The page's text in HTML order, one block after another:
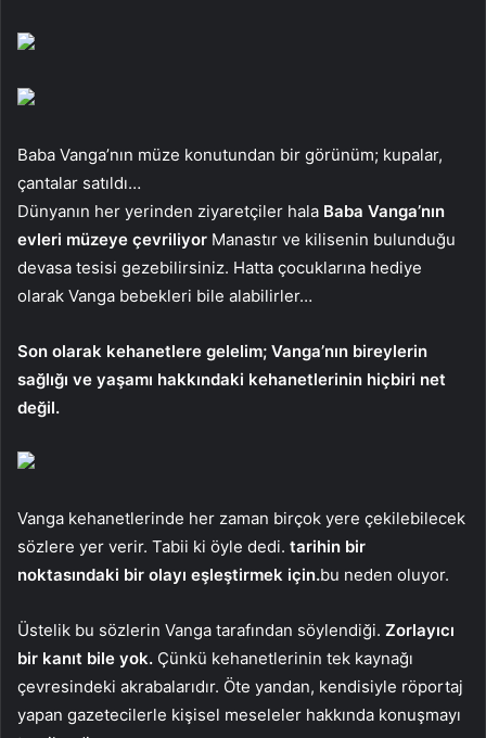
Baba Vanga’nın müze konutundan bir görünüm; kupalar,
çantalar satıldı…
Dünyanın her yerinden ziyaretçiler hala Baba Vanga’nın
evleri müzeye çevriliyor Manastır ve kilisenin bulunduğu
devasa tesisi gezebilirsiniz. Hatta çocuklarına hediye
olarak Vanga bebekleri bile alabilirler…
Son olarak kehanetlere gelelim; Vanga’nın bireylerin
sağlığı ve yaşamı hakkındaki kehanetlerinin hiçbiri net
değil.
Vanga kehanetlerinde her zaman birçok yere çekilebilecek
sözlere yer verir. Tabii ki öyle dedi. tarihin bir
noktasındaki bir olayı eşleştirmek için.bu neden oluyor.
Üstelik bu sözlerin Vanga tarafından söylendiği. Zorlayıcı
bir kanıt bile yok. Çünkü kehanetlerinin tek kaynağı
çevresindeki akrabalarıdır. Öte yandan, kendisiyle röportaj
yapan gazetecilerle kişisel meseleler hakkında konuşmayı